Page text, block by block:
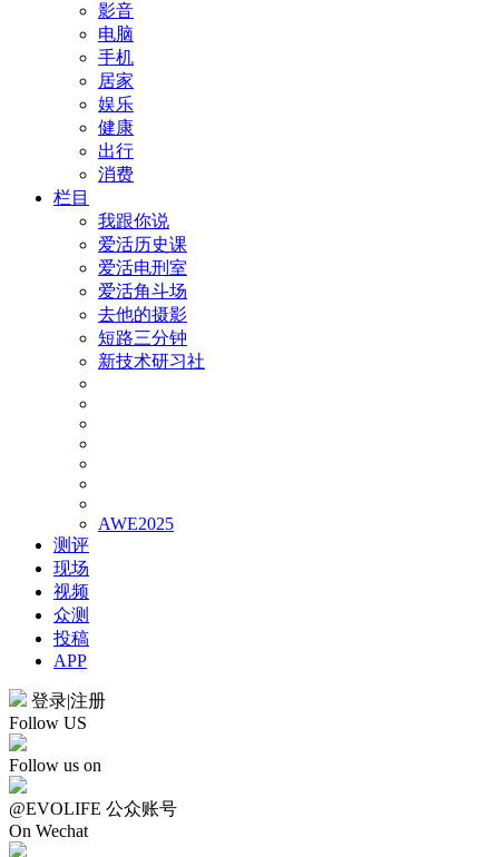
影音
电脑
手机
居家
娱乐
健康
出行
消费
栏目
我跟你说
爱活历史课
爱活电刑室
爱活角斗场
去他的摄影
短路三分钟
新技术研习社
AWE2025
测评
现场
视频
众测
投稿
APP
登录|注册
Follow US
Follow us on
@EVOLIFE 公众账号
On Wechat